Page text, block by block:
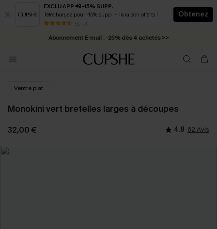
EXCLU APP 📲 -15% SUPP.
Téléchargez pour -15% supp. + livraison offerts !
50 k+
Obtenez
* Livraison éclair 2-3 jours ouvrés >>
Abonnement E-mail : -25% dès 4 achetés >>
Ventre plat
Monokini vert bretelles larges à découpes
32,00 € 4.8 62 Avis